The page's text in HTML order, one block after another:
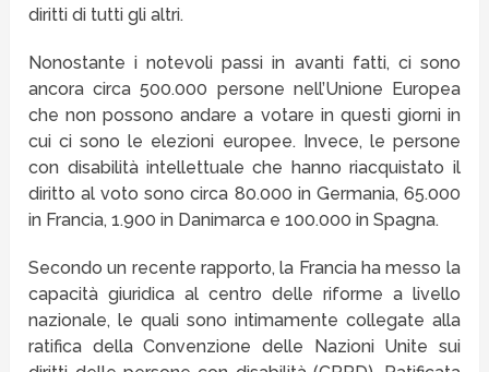
diritti di tutti gli altri.
Nonostante i notevoli passi in avanti fatti, ci sono
ancora circa 500.000 persone nell’Unione Europea
che non possono andare a votare in questi giorni in
cui ci sono le elezioni europee. Invece, le persone
con disabilità intellettuale che hanno riacquistato il
diritto al voto sono circa 80.000 in Germania, 65.000
in Francia, 1.900 in Danimarca e 100.000 in Spagna.
Secondo un recente rapporto, la Francia ha messo la
capacità giuridica al centro delle riforme a livello
nazionale, le quali sono intimamente collegate alla
ratifica della Convenzione delle Nazioni Unite sui